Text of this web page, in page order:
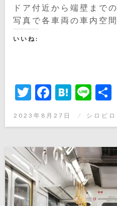
ドア付近から端壁まで
写真で各車両の車内空
いいね:
Twitter Line
投
日:
2023年8月27日 シロピロ